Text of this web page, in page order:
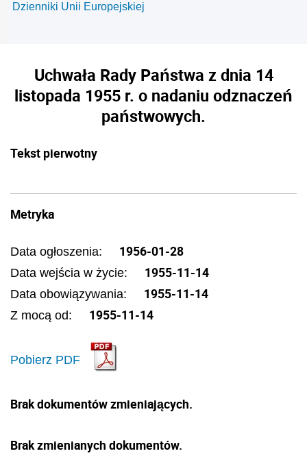
Dzienniki Unii Europejskiej
Uchwała Rady Państwa z dnia 14
listopada 1955 r. o nadaniu odznaczeń
państwowych.
Tekst pierwotny
Metryka
Data ogłoszenia: 1956-01-28
Data wejścia w życie: 1955-11-14
Data obowiązywania: 1955-11-14
Z mocą od: 1955-11-14
Pobierz PDF
Brak dokumentów zmieniających.
Brak zmienianych dokumentów.